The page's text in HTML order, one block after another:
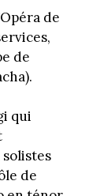
de
de
qui
de